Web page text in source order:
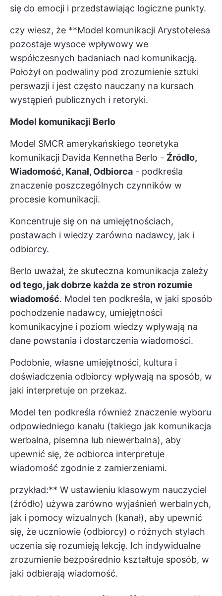
się do emocji i przedstawiając logiczne punkty.
czy wiesz, że **Model komunikacji Arystotelesa
pozostaje wysoce wpływowy we
współczesnych badaniach nad komunikacją.
Położył on podwaliny pod zrozumienie sztuki
perswazji i jest często nauczany na kursach
wystąpień publicznych i retoryki.
Model komunikacji Berlo
Model SMCR amerykańskiego teoretyka
komunikacji Davida Kennetha Berlo - Źródło,
Wiadomość, Kanał, Odbiorca - podkreśla
znaczenie poszczególnych czynników w
procesie komunikacji.
Koncentruje się on na umiejętnościach,
postawach i wiedzy zarówno nadawcy, jak i
odbiorcy.
Berlo uważał, że skuteczna komunikacja zależy
od tego, jak dobrze każda ze stron rozumie
wiadomość. Model ten podkreśla, w jaki sposób
pochodzenie nadawcy, umiejętności
komunikacyjne i poziom wiedzy wpływają na
dane powstania i dostarczenia wiadomości.
Podobnie, własne umiejętności, kultura i
doświadczenia odbiorcy wpływają na sposób, w
jaki interpretuje on przekaz.
Model ten podkreśla również znaczenie wyboru
odpowiedniego kanału (takiego jak komunikacja
werbalna, pisemna lub niewerbalna), aby
upewnić się, że odbiorca interpretuje
wiadomość zgodnie z zamierzeniami.
przykład:** W ustawieniu klasowym nauczyciel
(źródło) używa zarówno wyjaśnień werbalnych,
jak i pomocy wizualnych (kanał), aby upewnić
się, że uczniowie (odbiorcy) o różnych stylach
uczenia się rozumieją lekcję. Ich indywidualne
zrozumienie bezpośrednio kształtuje sposób, w
jaki odbierają wiadomość.